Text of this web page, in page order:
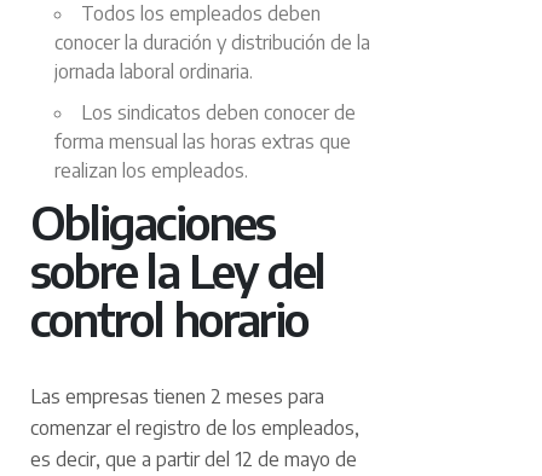
Todos los empleados deben
conocer la duración y distribución de la
jornada laboral ordinaria.
Los sindicatos deben conocer de
forma mensual las horas extras que
realizan los empleados.
Obligaciones
sobre la Ley del
control horario
Las empresas tienen 2 meses para
comenzar el registro de los empleados,
es decir, que a partir del 12 de mayo de